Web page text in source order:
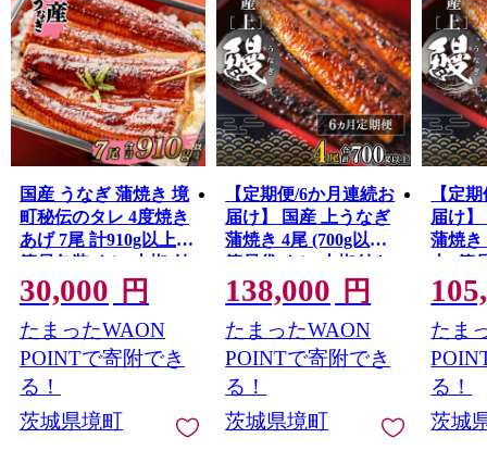
国産 うなぎ 蒲焼き 境
町秘伝のタレ 4度焼き
あげ 7尾 計910g以上
簡易包装 タレ 山椒 付
き
30,000 円
たまったWAON
POINTで寄附でき
る！
茨城県境町
【定期便/6か月連続お
届け】 国産 上うなぎ
蒲焼き 4尾 (700g以上)
簡易袋 タレ 山椒付き
138,000 円
たまったWAON
POINTで寄附でき
る！
茨城県境町
【定
届け
蒲焼き
上) 簡
き
たま
る！
茨城